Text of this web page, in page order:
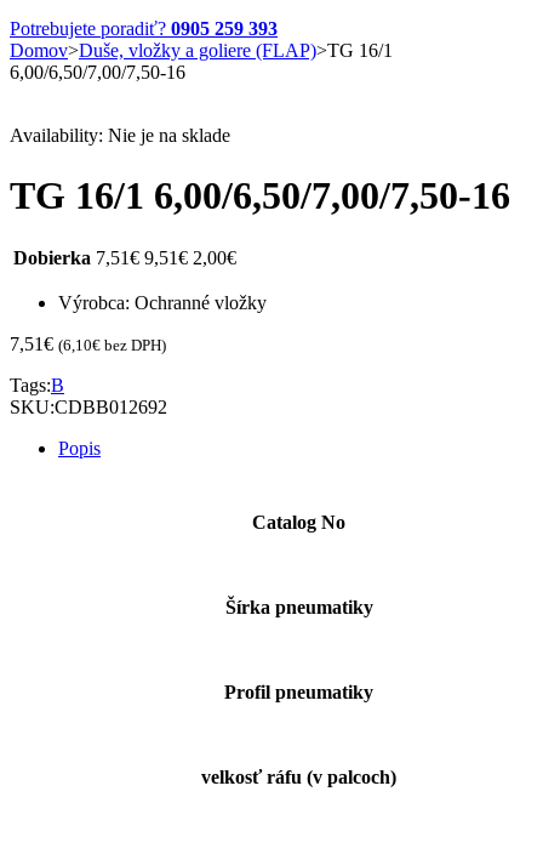
Potrebujete poradiť? 0905 259 393
Domov>Duše, vložky a goliere (FLAP)>TG 16/1
6,00/6,50/7,00/7,50-16
Availability: Nie je na sklade
TG 16/1 6,00/6,50/7,00/7,50-16
Dobierka 7,51€ 9,51€ 2,00€
Výrobca: Ochranné vložky
7,51€ (6,10€ bez DPH)
Tags:B
SKU:CDBB012692
Popis
Catalog No
Šírka pneumatiky
Profil pneumatiky
velkosť ráfu (v palcoch)